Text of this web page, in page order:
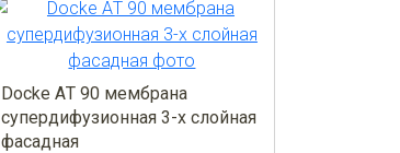
Docke AТ 90 мембрана
супердифузионная 3-х слойная
фасадная